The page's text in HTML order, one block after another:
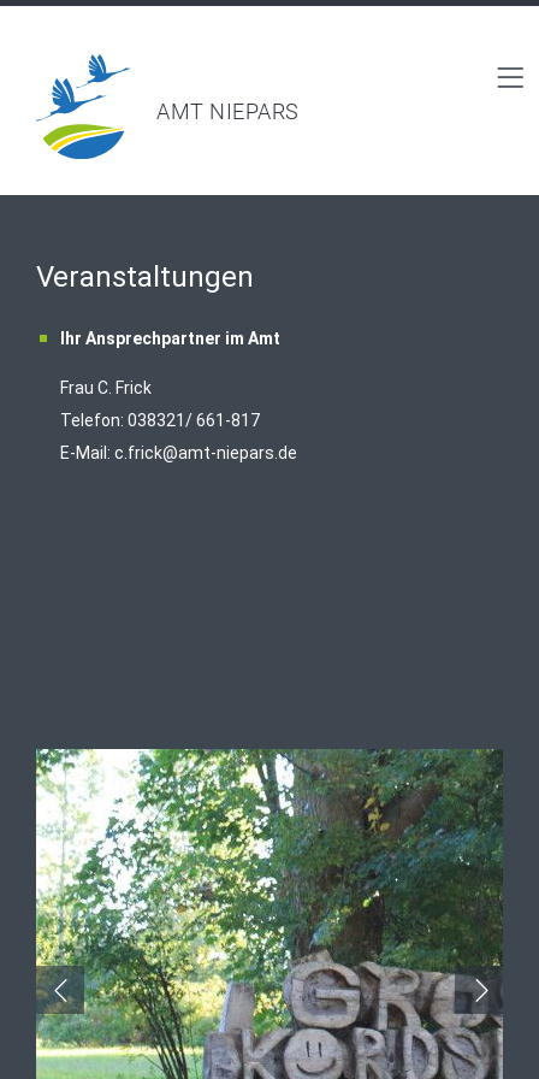
AMT NIEPARS
Veranstaltungen
Ihr Ansprechpartner im Amt
Frau C. Frick
Telefon: 038321/ 661-817
E-Mail: c.frick@amt-niepars.de